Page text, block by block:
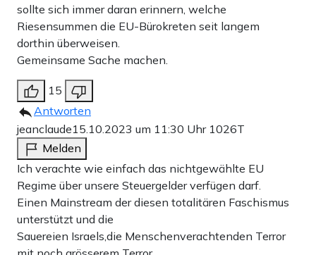
sollte sich immer daran erinnern, welche
Riesensummen die EU-Bürokreten seit langem
dorthin überweisen.
Gemeinsame Sache machen.
15
Antworten
jeanclaude15.10.2023 um 11:30 Uhr 1026T
Melden
Ich verachte wie einfach das nichtgewählte EU
Regime über unsere Steuergelder verfügen darf.
Einen Mainstream der diesen totalitären Faschismus
unterstützt und die
Sauereien Israels,die Menschenverachtenden Terror